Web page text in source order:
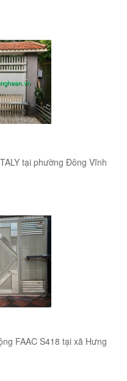
tại phường Đông Vĩnh
FAAC S418 tại xã Hưng